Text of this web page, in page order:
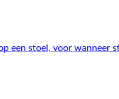
een stoel, voor wanneer